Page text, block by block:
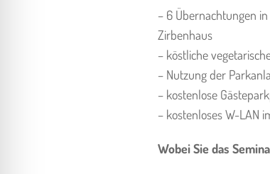
– 6 Übernachtungen
Zirbenhaus
– köstliche
– Nutzung der
– kostenlose
– kostenloses W-LAN
Wobei Sie das